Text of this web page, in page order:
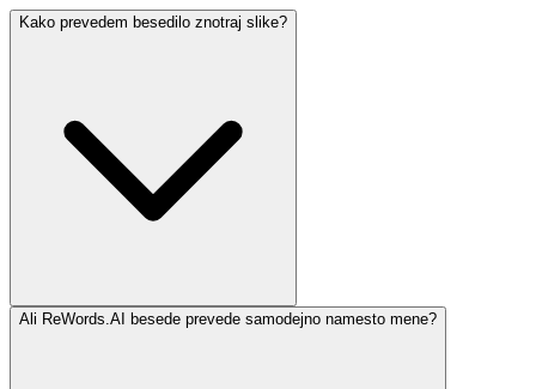
Kako prevedem besedilo znotraj slike?
Ali ReWords.AI besede prevede samodejno namesto mene?